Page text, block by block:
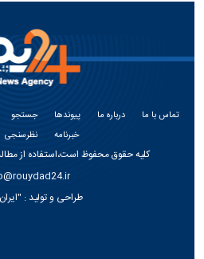
تماس با ما درباره ما پیوندها جستجو
خبرنامه
نظرسنجی
کلیه حقوق محفوظ است،استفاده از
طراحی و تولید :